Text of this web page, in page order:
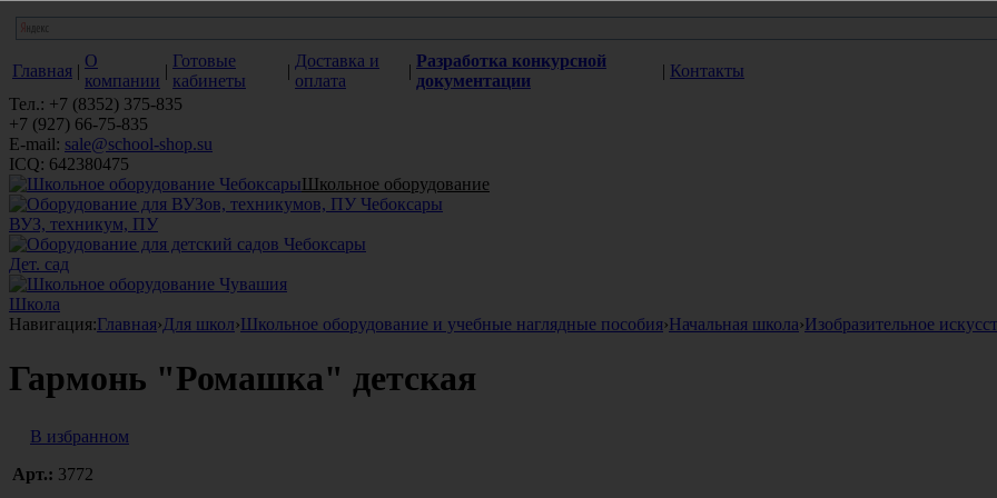
Главная |
О
компании
|
Готовые
кабинеты
|
Доставка и
оплата
|
Разработка конкурсной
документации
| Контакты
Тел.: +7 (8352) 375-835
+7 (927) 66-75-835
E-mail: sale@school-shop.su
ICQ: 642380475
Школьное оборудование
ВУЗ, техникум, ПУ
Дет. сад
Школа
Навигация:Главная›Для школ›Школьное оборудование и учебные наглядные пособия›Начальная школа›Изобразительное
Гармонь "Ромашка" детская
В избранном
Арт.: 3772